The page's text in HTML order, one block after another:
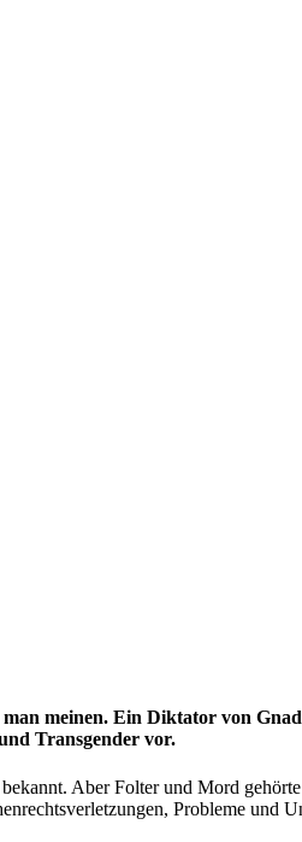
meinen. Ein Diktator von
Transgender vor.
Aber Folter und Mord
Probleme und